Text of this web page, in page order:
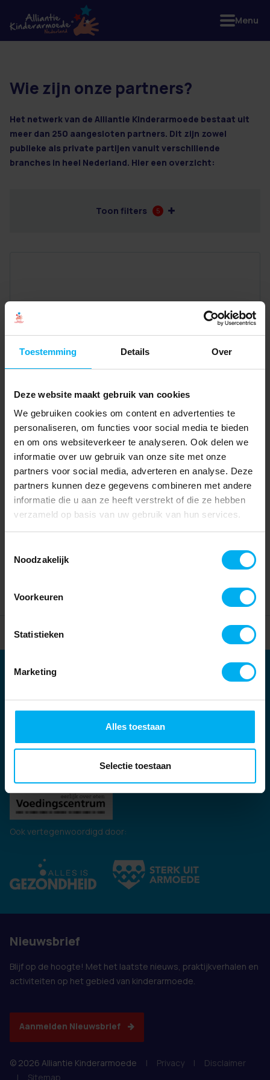
Toestemming Details Over
Deze website maakt gebruik van cookies
We gebruiken cookies om content en advertenties te
personaliseren, om functies voor social media te bieden
en om ons websiteverkeer te analyseren. Ook delen we
informatie over uw gebruik van onze site met onze
partners voor social media, adverteren en analyse. Deze
partners kunnen deze gegevens combineren met andere
informatie die u aan ze heeft verstrekt of die ze hebben
verzameld op basis van uw gebruik van hun services.
Noodzakelijk
Voorkeuren
Statistieken
Marketing
Alles toestaan
Selectie toestaan
2 resultaten
Wie zijn onze partners?
Het netwerk van de Alliantie Kinderarmoede bestaat uit
meer dan 250 aangesloten partners. Dit zijn zowel
publieke als private partijen vanuit verschillende
branches in heel Nederland. Hier een overzicht:
Toon filters 5
Home Partners
Partners
Kernpartners:
Ook vertegenwoordigd door:
Nieuwsbrief
Blijf op de hoogte! Met het laatste nieuws, praktijkverhalen en
activiteiten op het gebied van kinderarmoede.
Aanmelden Nieuwsbrief
© 2026 Alliantie Kinderarmoede | Privacy |
Disclaimer
|
Sitemap
Menu